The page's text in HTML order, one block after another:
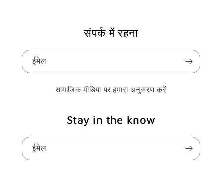
संपर्क में रहना
ईमेल
सामाजिक मीडिया पर हमारा अनुसरण करें
Stay in the know
ईमेल